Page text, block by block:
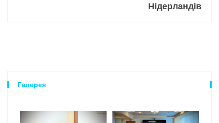
Нідерландів
Галерея